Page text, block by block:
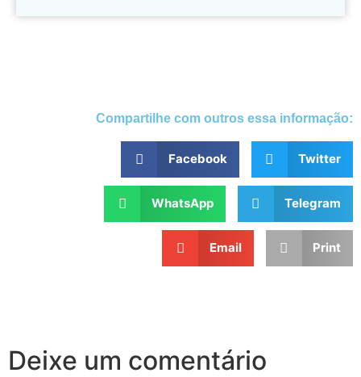
Compartilhe com outros essa informação:
Facebook Twitter
WhatsApp Telegram
Email Print
Deixe um comentário